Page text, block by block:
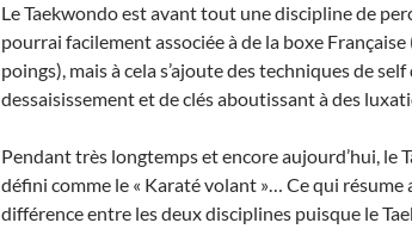
Le Taekwondo est avant tout une discipline de
pourrai facilement associée à de la boxe
poings), mais à cela s’ajoute des techniques de self
dessaisissement et de clés aboutissant à des
Pendant très longtemps et encore aujourd’hui, le
défini comme le « Karaté volant »… Ce qui résume
différence entre les deux disciplines puisque le